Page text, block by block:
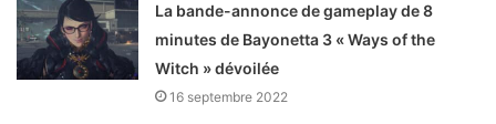
La bande-annonce de gameplay de 8
minutes de Bayonetta 3 « Ways of the
Witch » dévoilée
16 septembre 2022